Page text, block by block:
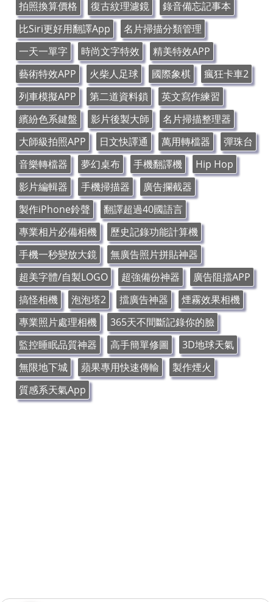
拍照換算價格 復古紋理濾鏡
錄音備忘記事本
比Siri更好用翻譯App
名片掃描分類管理
一天一單字
時尚文字特效
精美特效APP
藝術特效APP
火柴人足球 國際象棋
瘋狂卡車2
列車模擬APP
第二道資料鎖
英文寫作練習
繽紛色系鍵盤
影片後製大師
名片掃描整理器
大師級拍照APP
日文快譯通 萬用轉檔器
彈珠台
音樂轉檔器
夢幻桌布 手機翻譯機
Hip Hop
影片編輯器
手機掃描器
廣告攔截器
製作iPhone鈴聲
翻譯超過40國語言
專業相片必備相機
歷史記錄功能計算機
手機一秒變放大鏡
無廣告照片拼貼神器
超美字體/自製LOGO
超強備份神器
廣告阻擋APP
搞怪相機
泡泡塔2 擋廣告神器
煙霧效果相機
專業照片處理相機
365天不間斷記錄你的臉
監控睡眠品質神器
高手簡單修圖
3D地球天氣
無限地下城
蘋果專用快速傳輸
製作煙火
質感系天氣App